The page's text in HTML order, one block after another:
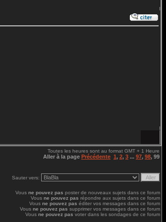
Toutes les heures sont au format GMT + 1 Heure
Aller à la page Précédente 1, 2, 3 ... 97, 98, 99
Sauter vers:
Vous ne pouvez pas poster de nouveaux sujets dans ce forum
Vous ne pouvez pas répondre aux sujets dans ce forum
Vous ne pouvez pas éditer vos messages dans ce forum
Vous ne pouvez pas supprimer vos messages dans ce forum
Vous ne pouvez pas voter dans les sondages de ce forum